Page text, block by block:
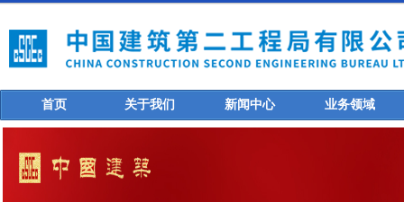
首页 关于我们 新闻中心 业务领域